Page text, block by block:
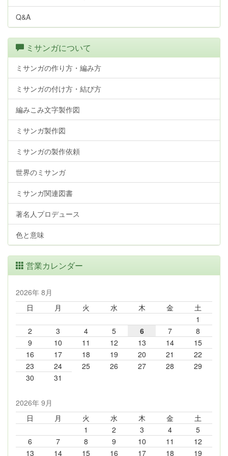
Q&A
ミサンガについて
ミサンガの作り方・編み方
ミサンガの付け方・結び方
編みこみ文字製作図
ミサンガ製作図
ミサンガの製作依頼
世界のミサンガ
ミサンガ関連図書
著名人プロデュース
色と意味
営業カレンダー
2026年 8月
日
月 火 水 木 金
土
1
2
3 4 5 6 7
8
9
10 11 12 13 14
15
16
17 18 19 20 21
22
23
24 25 26 27 28
29
30
31
2026年 9月
日
月 火 水 木 金
土
1
2 3 4
5
6
7 8 9 10 11
12
13
14 15 16 17 18 19